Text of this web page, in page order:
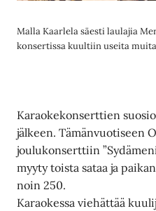
Malla Kaarlela säesti laulajia
konsertissa kuultiin useita
Karaokekonserttien
jälkeen. Tämänvuotiseen
joulukonserttiin
myyty toista sataa ja
noin 250.
Karaokessa viehättää